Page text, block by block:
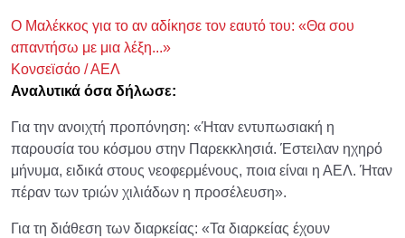
Ο Μαλέκκος για το αν αδίκησε τον εαυτό του: «Θα σου
απαντήσω με μια λέξη...»
Κονσεϊσάο / ΑΕΛ
Αναλυτικά όσα δήλωσε:
Για την ανοιχτή προπόνηση: «Ήταν εντυπωσιακή η
παρουσία του κόσμου στην Παρεκκλησιά. Έστειλαν ηχηρό
μήνυμα, ειδικά στους νεοφερμένους, ποια είναι η ΑΕΛ. Ήταν
πέραν των τριών χιλιάδων η προσέλευση».
Για τη διάθεση των διαρκείας: «Τα διαρκείας έχουν